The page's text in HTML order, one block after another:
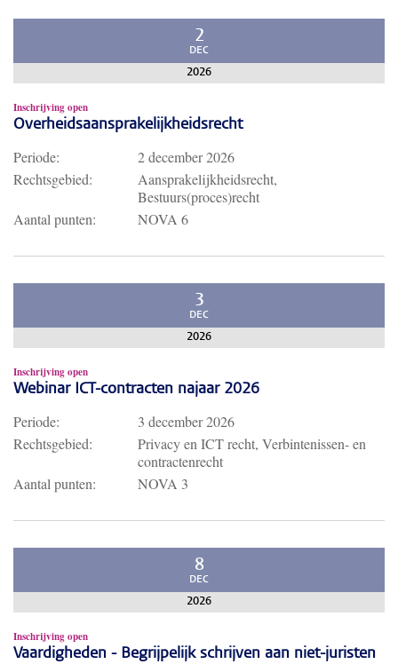
2
DEC
2026
Inschrijving open
Overheidsaansprakelijkheidsrecht
Periode:
2 december 2026
Rechtsgebied:
Aansprakelijkheidsrecht,
Bestuurs(proces)recht
Aantal punten:
NOVA 6
3
DEC
2026
Inschrijving open
Webinar ICT-contracten najaar 2026
Periode:
3 december 2026
Rechtsgebied:
Privacy en ICT recht, Verbintenissen- en
contractenrecht
Aantal punten:
NOVA 3
8
DEC
2026
Inschrijving open
Vaardigheden - Begrijpelijk schrijven aan niet-juristen